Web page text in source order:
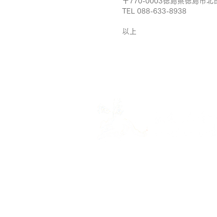
TEL 088-633-8938
以上